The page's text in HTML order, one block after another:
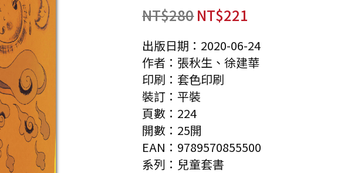
NT$280NT$221
出版日期：2020-06-24
作者：張秋生、徐建華
印刷：套色印刷
裝訂：平裝
頁數：224
開數：25開
EAN：9789570855500
系列：兒童套書